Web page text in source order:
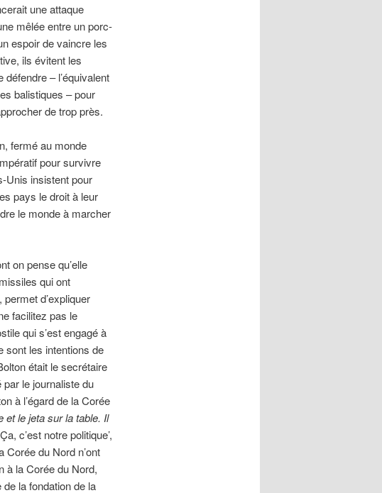
une attaque
mêlée entre un porc-
espoir de vaincre les
ils évitent les
– l’équivalent
balistiques – pour
de trop près.
fermé au monde
pour survivre
Unis insistent pour
pays le droit à leur
le monde à marcher
on pense qu’elle
qui ont
d’expliquer
facilitez pas le
qui s’est engagé à
sont les intentions de
était le secrétaire
le journaliste du
à l’égard de la Corée
et le jeta sur la table. Il
c’est notre politique’,
du Nord n’ont
à la Corée du Nord,
la fondation de la